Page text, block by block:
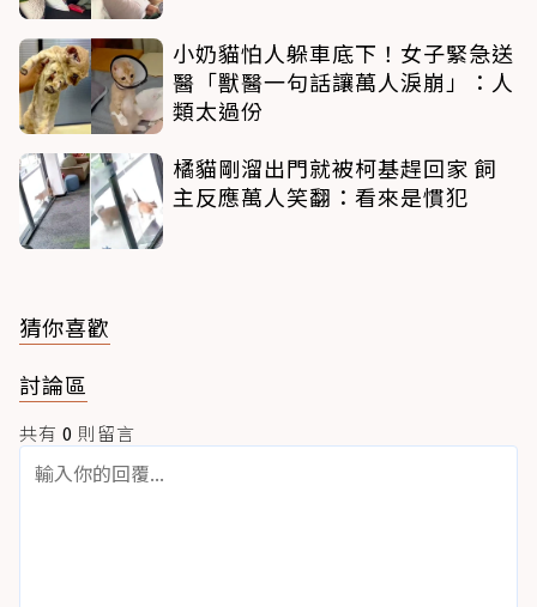
小奶貓怕人躲車底下！女子緊急送
醫「獸醫一句話讓萬人淚崩」：人
類太過份
橘貓剛溜出門就被柯基趕回家 飼
主反應萬人笑翻：看來是慣犯
猜你喜歡
討論區
共有 0 則留言